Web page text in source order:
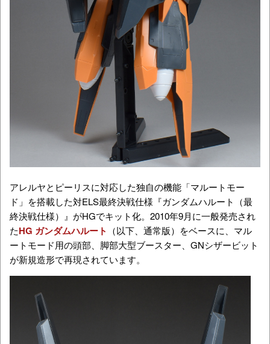
アレルヤとピーリスに対応した独自の機能「マルートモー
ド」を搭載した対ELS最終決戦仕様『ガンダムハルート（最
終決戦仕様）』がHGでキット化。2010年9月に一般発売され
たHG ガンダムハルート （以下、通常版）をベースに、マル
ートモード用の頭部、脚部大型ブースター、GNシザービット
が新規造形で再現されています。